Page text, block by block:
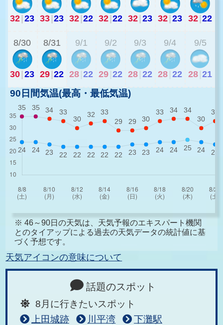
32|23 33|23 32|22 32|22 32|23 32|23 32|22
8/30
30|23
8/31
29|22
9/1
28 22
9/2
29 22
9/3
28 22
9/4
28 22
9/5
28 21
90日間気温(最高・最低気温)
※ 46～90日の天気は、天気予報のエキスパート機関
とのタイアップによる過去の天気データの統計値に基
づく予想です。
天気アイコンの意味について
話題のスポット
8月に行きたいスポット
上田城跡
川平湾
下灘駅